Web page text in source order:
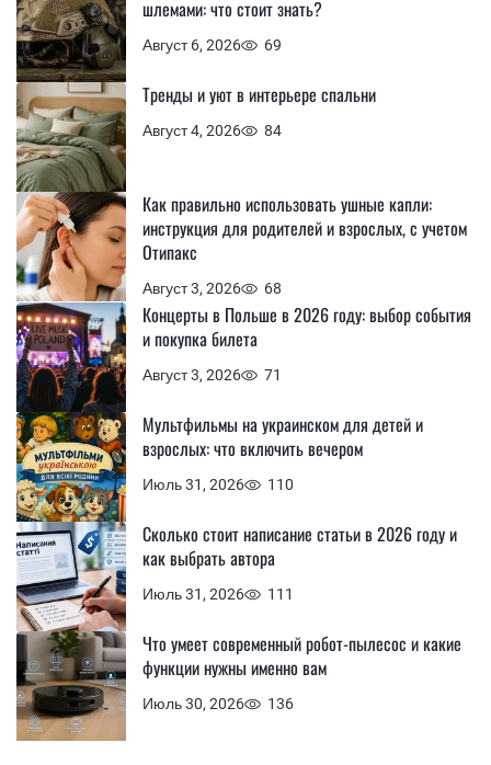
Август 6, 2026 69
шлемами: что стоит знать?
Август 4, 2026 84
Тренды и уют в интерьере спальни
Август 3, 2026 68
Как правильно использовать ушные капли:
инструкция для родителей и взрослых, с учетом
Отипакс
Август 3, 2026 71
Концерты в Польше в 2026 году: выбор события
и покупка билета
Июль 31, 2026 110
Мультфильмы на украинском для детей и
взрослых: что включить вечером
Июль 31, 2026 111
Сколько стоит написание статьи в 2026 году и
как выбрать автора
Июль 30, 2026 136
Что умеет современный робот-пылесос и какие
функции нужны именно вам